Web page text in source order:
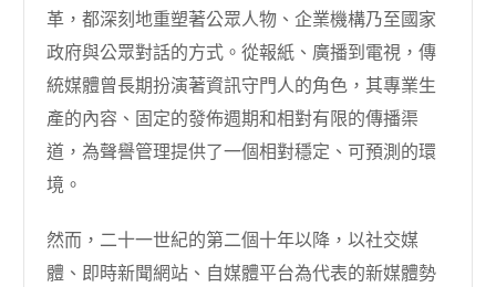
革，都深刻地重塑著公眾人物、企業機構乃至國家
政府與公眾對話的方式。從報紙、廣播到電視，傳
統媒體曾長期扮演著資訊守門人的角色，其專業生
產的內容、固定的發佈週期和相對有限的傳播渠
道，為聲譽管理提供了一個相對穩定、可預測的環
境。
然而，二十一世紀的第二個十年以降，以社交媒
體、即時新聞網站、自媒體平台為代表的新媒體勢